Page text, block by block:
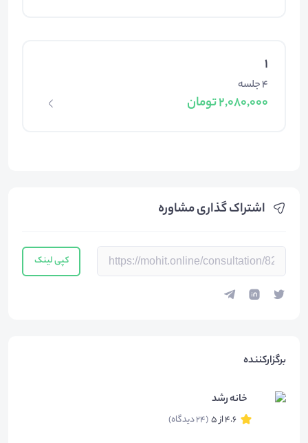
1
4 جلسه
2,080,000 تومان
اشتراک گذاری مشاوره
کپی لینک
برگزارکننده
خانه رشد
4.6 از 5 (24 دیدگاه)